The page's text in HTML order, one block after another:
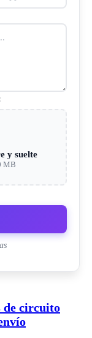
y suelte
MB
de circuito